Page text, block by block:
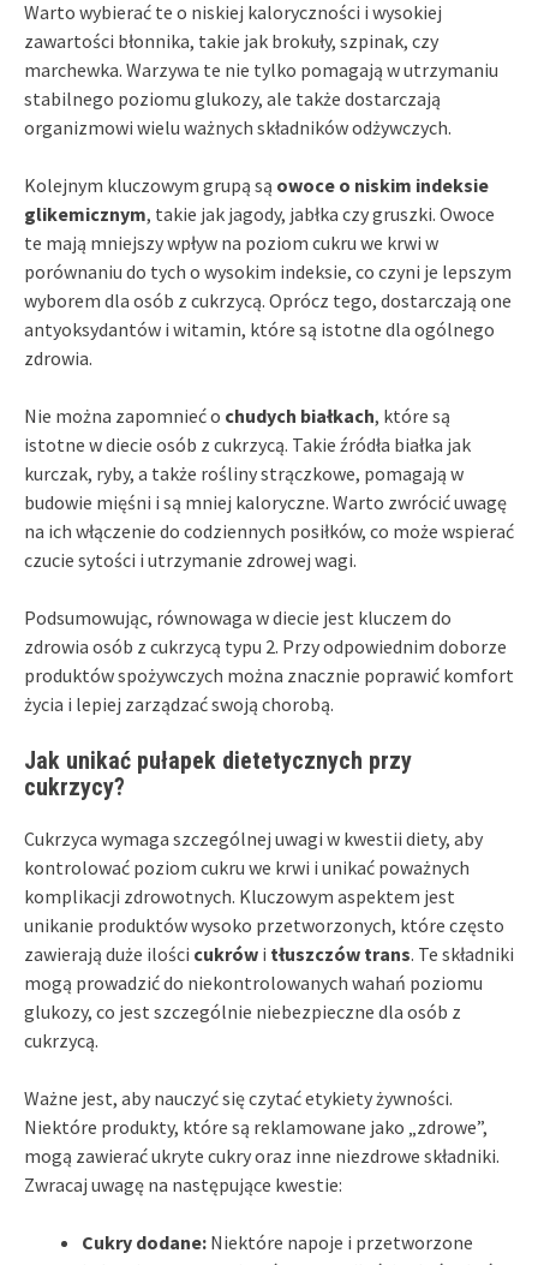
Warto wybierać te o niskiej kaloryczności i wysokiej
zawartości błonnika, takie jak brokuły, szpinak, czy
marchewka. Warzywa te nie tylko pomagają w utrzymaniu
stabilnego poziomu glukozy, ale także dostarczają
organizmowi wielu ważnych składników odżywczych.
Kolejnym kluczowym grupą są owoce o niskim indeksie
glikemicznym, takie jak jagody, jabłka czy gruszki. Owoce
te mają mniejszy wpływ na poziom cukru we krwi w
porównaniu do tych o wysokim indeksie, co czyni je lepszym
wyborem dla osób z cukrzycą. Oprócz tego, dostarczają one
antyoksydantów i witamin, które są istotne dla ogólnego
zdrowia.
Nie można zapomnieć o chudych białkach, które są
istotne w diecie osób z cukrzycą. Takie źródła białka jak
kurczak, ryby, a także rośliny strączkowe, pomagają w
budowie mięśni i są mniej kaloryczne. Warto zwrócić uwagę
na ich włączenie do codziennych posiłków, co może wspierać
czucie sytości i utrzymanie zdrowej wagi.
Podsumowując, równowaga w diecie jest kluczem do
zdrowia osób z cukrzycą typu 2. Przy odpowiednim doborze
produktów spożywczych można znacznie poprawić komfort
życia i lepiej zarządzać swoją chorobą.
Jak unikać pułapek dietetycznych przy
cukrzycy?
Cukrzyca wymaga szczególnej uwagi w kwestii diety, aby
kontrolować poziom cukru we krwi i unikać poważnych
komplikacji zdrowotnych. Kluczowym aspektem jest
unikanie produktów wysoko przetworzonych, które często
zawierają duże ilości cukrów i tłuszczów trans. Te składniki
mogą prowadzić do niekontrolowanych wahań poziomu
glukozy, co jest szczególnie niebezpieczne dla osób z
cukrzycą.
Ważne jest, aby nauczyć się czytać etykiety żywności.
Niektóre produkty, które są reklamowane jako „zdrowe”,
mogą zawierać ukryte cukry oraz inne niezdrowe składniki.
Zwracaj uwagę na następujące kwestie:
Cukry dodane: Niektóre napoje i przetworzone